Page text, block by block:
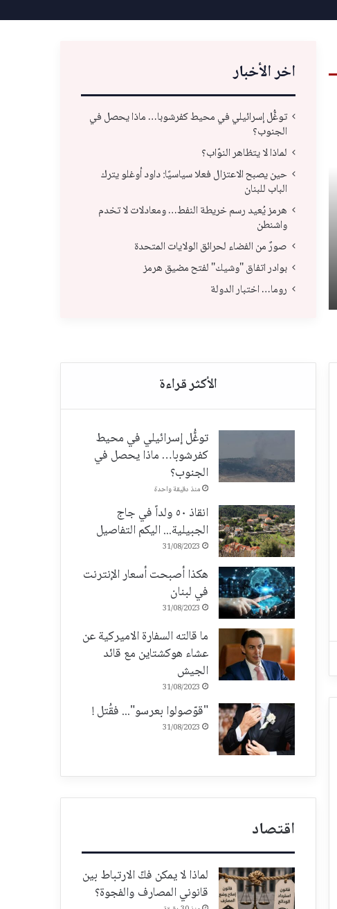
توغُّل إسرائيلي في محيط كفرشوبا… ماذا يحصل
في الجنوب؟
اخر الأخبار
توغُّل إسرائيلي في محيط كفرشوبا… ماذا يحصل في
الجنوب؟
لماذا لا يتظاهر النوّاب؟
حين يصبح الاعتزال فعلا سياسيًا: داود أوغلو يترك
الباب للبنان
هرمز يُعيد رسم خريطة النفط… ومعادلات لا تخدم
واشنطن
صورٌ من الفضاء لحرائق الولايات المتحدة
بوادر اتفاق "وشيك" لفتح مضيق هرمز
روما… اختبار الدولة
توغُّل إسرائيلي في محيط
كفرشوبا… ماذا يحصل في
الجنوب؟
منذ دقيقة واحدة
انقاذ ٥٠ ولداً في جاج
الجبيلية... اليكم التفاصيل
31/08/2023
هكذا أصبحت أسعار الإنترنت
في لبنان
31/08/2023
ما قالته السفارة الاميركية عن
عشاء هوكشتاين مع قائد
الجيش
31/08/2023
"قوّصولوا بعرسو"... فقُتل !
31/08/2023
اقتصاد
لماذا لا يمكن فكّ الارتباط بين
قانوني المصارف والفجوة؟